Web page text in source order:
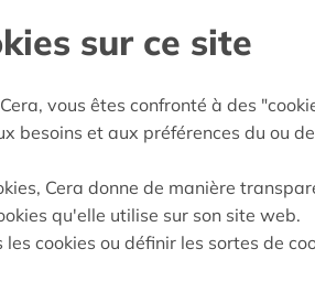
sur ce site
vous êtes confronté à des
besoins et aux préférences du ou
Cera donne de manière
qu'elle utilise sur son site web.
cookies ou définir les sortes de